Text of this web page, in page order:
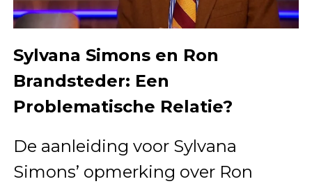
Sylvana Simons en Ron
Brandsteder: Een
Problematische Relatie?
De aanleiding voor Sylvana
Simons’ opmerking over Ron